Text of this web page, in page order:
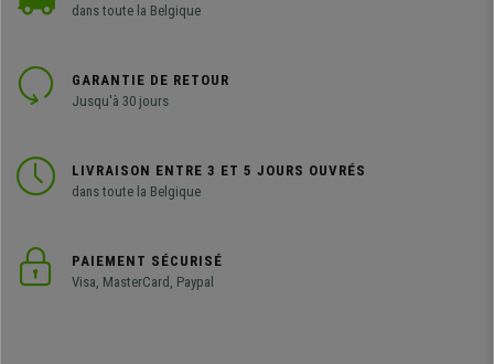
dans toute la Belgique
GARANTIE DE RETOUR
Jusqu'à 30 jours
LIVRAISON ENTRE 3 ET 5 JOURS OUVRÉS
dans toute la Belgique
PAIEMENT SÉCURISÉ
Visa, MasterCard, Paypal